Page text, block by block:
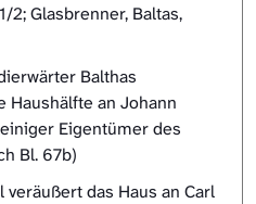
2; Glasbrenner, Baltas,
Balthas
Haushälfte an Johann
Eigentümer des
Bl. 67b)
das Haus an Carl